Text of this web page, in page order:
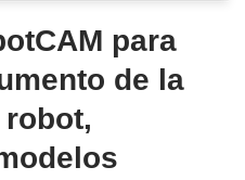
para
de la